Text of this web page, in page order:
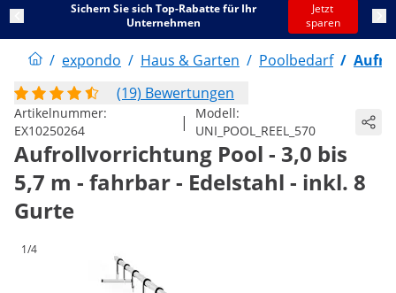
Sichern Sie sich Top-Rabatte für Ihr
Unternehmen
Jetzt
sparen
/ expondo / Haus & Garten / Poolbedarf /
(19) Bewertungen
Artikelnummer:
EX10250264
|
Modell:
UNI_POOL_REEL_570
Aufrollvorrichtung Pool - 3,0 bis
5,7 m - fahrbar - Edelstahl - inkl. 8
Gurte
1/4